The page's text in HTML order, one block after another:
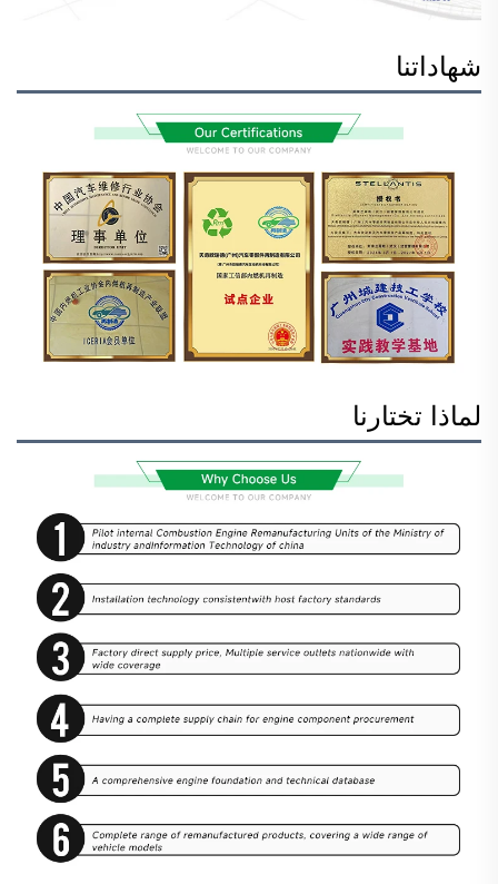
شهاداتنا
لماذا تختارنا